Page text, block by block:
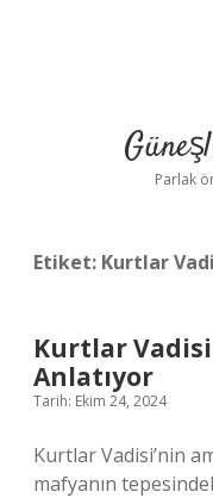
Parlak
Etiket: Kurtlar
Kurtlar Vadisi
Anlatıyor
Tarih: Ekim 24, 2024
Kurtlar Vadisi’nin
mafyanın